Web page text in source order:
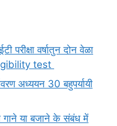
परीक्षा वर्षातुन दोन वेळा
test
अध्ययन 30 बहुपर्यायी
गाने या बजाने के संबंध में